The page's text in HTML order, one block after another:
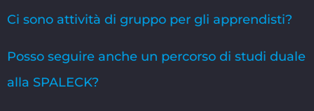
Ci sono attività di gruppo per gli apprendisti?
Posso seguire anche un percorso di studi duale
alla SPALECK?